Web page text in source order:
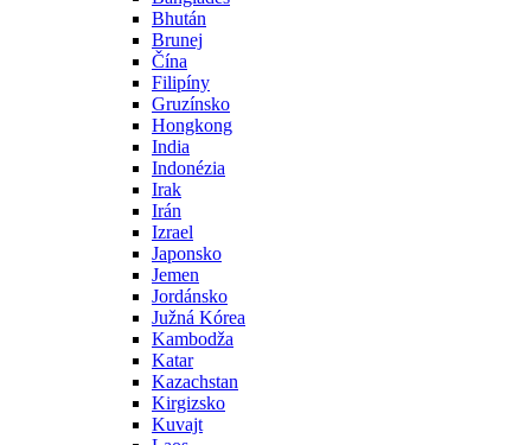
Bhután
Brunej
Čína
Filipíny
Gruzínsko
Hongkong
India
Indonézia
Irak
Irán
Izrael
Japonsko
Jemen
Jordánsko
Južná Kórea
Kambodža
Katar
Kazachstan
Kirgizsko
Kuvajt